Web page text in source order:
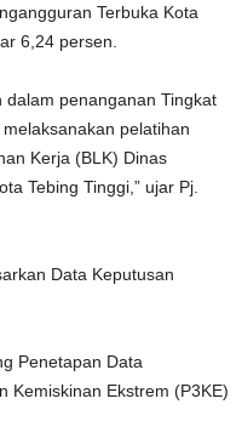
Terbuka Kota
6,24 persen.
dalam penanganan Tingkat
pelatihan
Kerja (BLK) Dinas
Tebing Tinggi,” ujar Pj.
Data Keputusan
Penetapan Data
Kemiskinan Ekstrem (P3KE)